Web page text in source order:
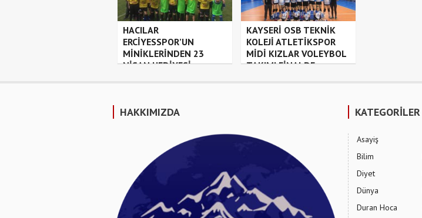
HACILAR
ERCİYESSPOR’UN
MİNİKLERİNDEN 23
NİSAN HEDİYESİ
KAYSERİ OSB TEKNİK
KOLEJİ ATLETİKSPOR
MİDİ KIZLAR VOLEYBOL
TAKIMI FİNALDE
HAKKIMIZDA KATEGORİLER
Asayiş
Bilim
Diyet
Dünya
Duran Hoca